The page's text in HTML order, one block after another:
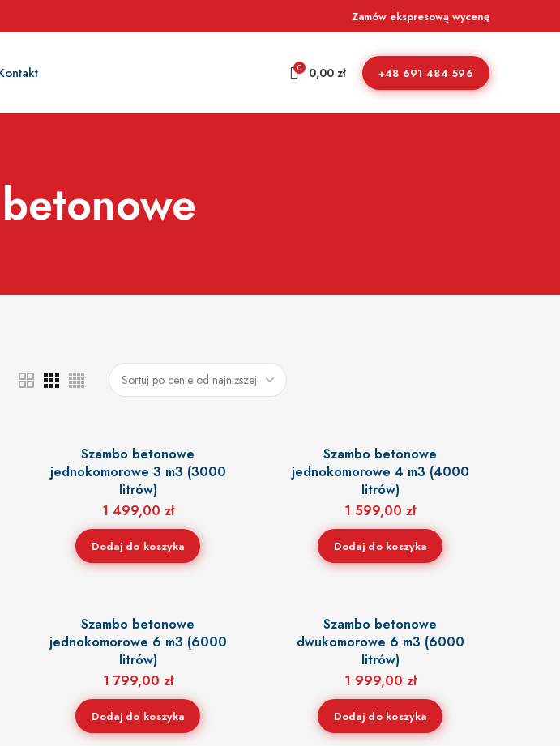
Zamów ekspresową wycenę
0 0,00 zł +48 691 484 596
Szambo betonowe
jednokomorowe 3 m3 (3000
litrów)
1 499,00 zł
Dodaj do koszyka
Szambo betonowe
jednokomorowe 4 m3 (4000
litrów)
1 599,00zł
Dodaj do koszyka
Szambo betonowe
jednokomorowe 6 m3 (6000
litrów)
1 799,00 zł
Dodaj do koszyka
Szambo betonowe
dwukomorowe 6 m3 (6000
litrów)
1 999,00 zł
Dodaj do koszyka